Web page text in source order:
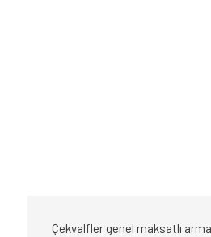
Çekvalfler genel maksatlı